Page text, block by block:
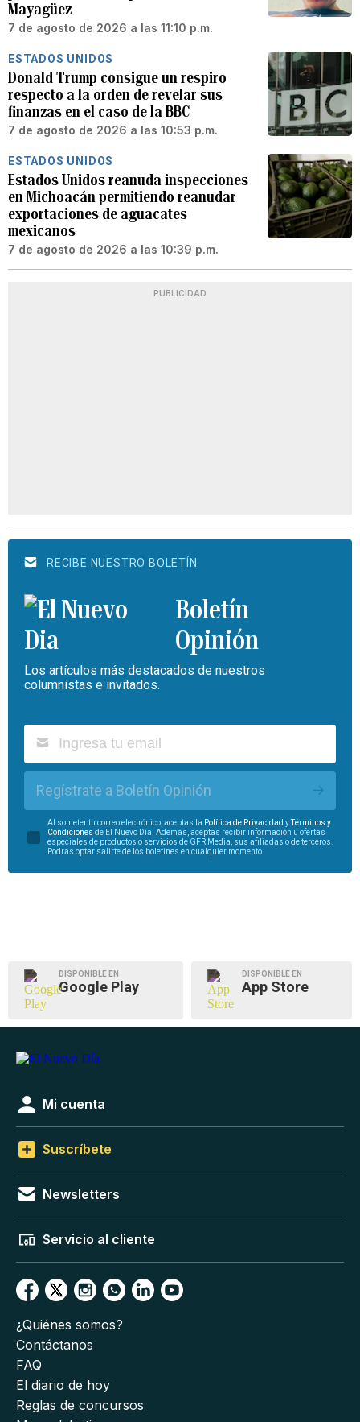
Mayagüez
7 de agosto de 2026 a las 11:10 p.m.
ESTADOS UNIDOS
Donald Trump consigue un respiro
respecto a la orden de revelar sus
finanzas en el caso de la BBC
7 de agosto de 2026 a las 10:53 p.m.
ESTADOS UNIDOS
Estados Unidos reanuda inspecciones
en Michoacán permitiendo reanudar
exportaciones de aguacates
mexicanos
7 de agosto de 2026 a las 10:39 p.m.
PUBLICIDAD
RECIBE NUESTRO BOLETÍN
Boletín
Opinión
Los artículos más destacados de nuestros
columnistas e invitados.
Regístrate a Boletín Opinión
Al someter tu correo electrónico, aceptas la Política de Privacidad yTérminos y
Condiciones de El Nuevo Día. Además, aceptas recibir información u ofertas
especiales de productos o servicios de GFR Media, sus afiliadas o de terceros.
Podrás optar salirte de los boletines en cualquier momento.
DISPONIBLE EN
Google Play
DISPONIBLE EN
App Store
Mi cuenta
Suscríbete
Newsletters
Servicio al cliente
¿Quiénes somos?
Contáctanos
FAQ
El diario de hoy
Reglas de concursos